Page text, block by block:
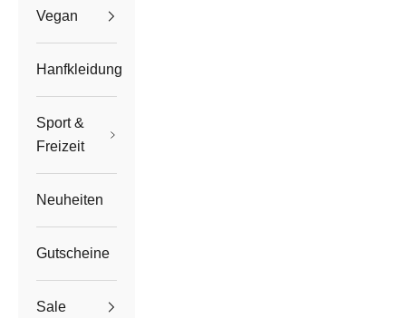
Vegan
Hanfkleidung
Sport &
Freizeit
Neuheiten
Gutscheine
Sale